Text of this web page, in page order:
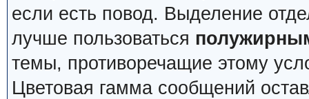
если есть повод. Выделение
лучше пользоваться
темы, противоречащие этому
Цветовая гамма сообщений